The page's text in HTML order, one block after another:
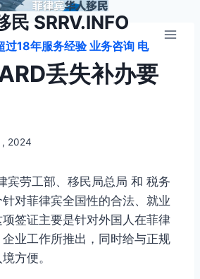
民 SRRV.INFO
过18年服务经验 业务咨询 电
丢失补办要
, 2024
宾劳工部、移民局总局 和 税务
对菲律宾全国性的合法、就业
项签证主要是针对外国人在菲律
业工作所推出，同时给与正规
方便。